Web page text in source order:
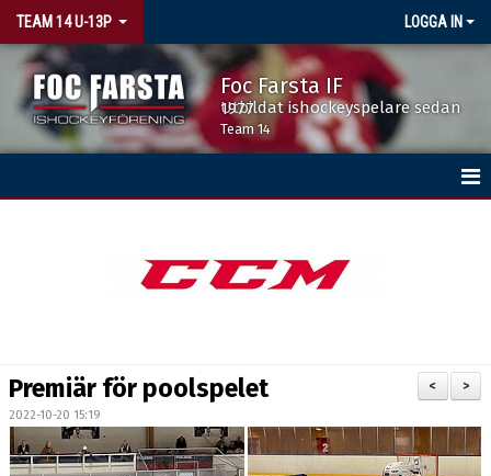
TEAM 14 U-13P LOGGA IN
Foc Farsta IF
Utbildat ishockeyspelare sedan 1977
Team 14
TRUPPEN
BILDGALLERI
>
<
Premiär för poolspelet
2022-10-20 15:19